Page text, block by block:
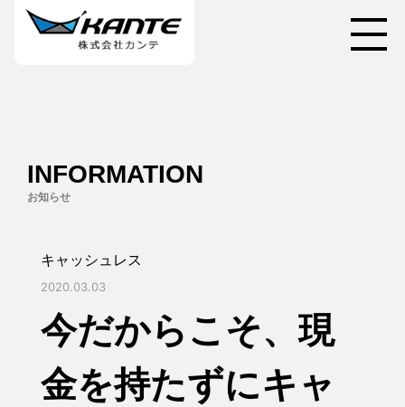
INFORMATION
お知らせ
キャッシュレス
2020.03.03
今だからこそ、現
金を持たずにキャ